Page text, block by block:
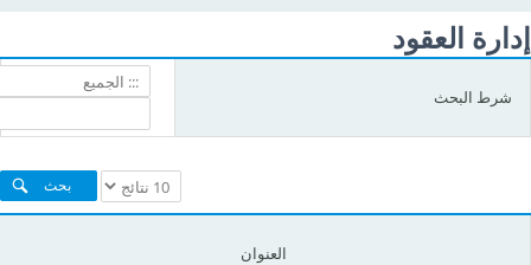
إدارة العقود
search
شرط البحث
list
العنوان